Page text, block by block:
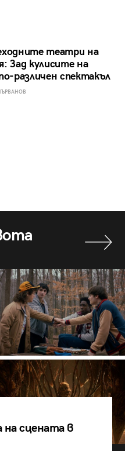
театри на
Зад кулисите на
различен спектакъл
на сцената в